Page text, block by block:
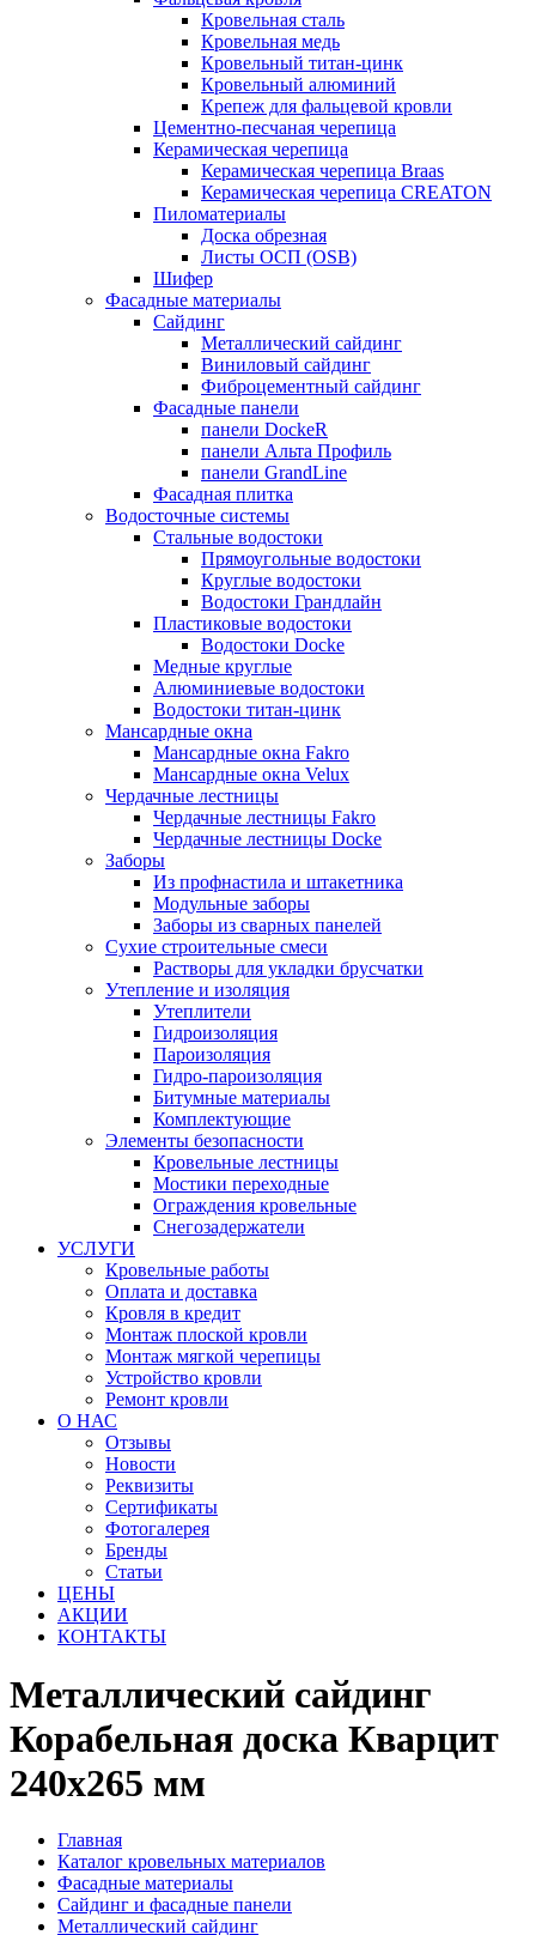
Кровельная сталь
Кровельная медь
Кровельный титан-цинк
Кровельный алюминий
Крепеж для фальцевой кровли
Цементно-песчаная черепица
Керамическая черепица
Керамическая черепица Braas
Керамическая черепица CREATON
Пиломатериалы
Доска обрезная
Листы ОСП (OSB)
Шифер
Фасадные материалы
Сайдинг
Металлический сайдинг
Виниловый сайдинг
Фиброцементный сайдинг
Фасадные панели
панели DockeR
панели Альта Профиль
панели GrandLine
Фасадная плитка
Водосточные системы
Стальные водостоки
Прямоугольные водостоки
Круглые водостоки
Водостоки Грандлайн
Пластиковые водостоки
Водостоки Docke
Медные круглые
Алюминиевые водостоки
Водостоки титан-цинк
Мансардные окна
Мансардные окна Fakro
Мансардные окна Velux
Чердачные лестницы
Чердачные лестницы Fakro
Чердачные лестницы Docke
Заборы
Из профнастила и штакетника
Модульные заборы
Заборы из сварных панелей
Сухие строительные смеси
Растворы для укладки брусчатки
Утепление и изоляция
Утеплители
Гидроизоляция
Пароизоляция
Гидро-пароизоляция
Битумные материалы
Комплектующие
Элементы безопасности
Кровельные лестницы
Мостики переходные
Ограждения кровельные
Снегозадержатели
УСЛУГИ
Кровельные работы
Оплата и доставка
Кровля в кредит
Монтаж плоской кровли
Монтаж мягкой черепицы
Устройство кровли
Ремонт кровли
О НАС
Отзывы
Новости
Реквизиты
Сертификаты
Фотогалерея
Бренды
Статьи
ЦЕНЫ
АКЦИИ
КОНТАКТЫ
Металлический сайдинг
Корабельная доска Кварцит
240x265 мм
Главная
Каталог кровельных материалов
Фасадные материалы
Сайдинг и фасадные панели
Металлический сайдинг